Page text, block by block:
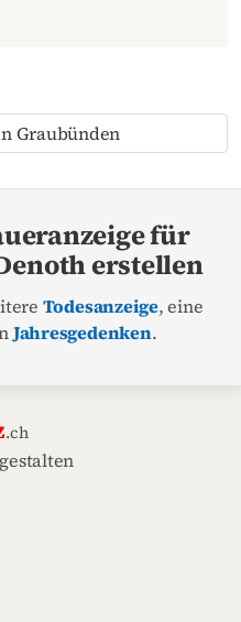
Graubünden
für
erstellen
Todesanzeige, eine
Jahresgedenken.
.ch